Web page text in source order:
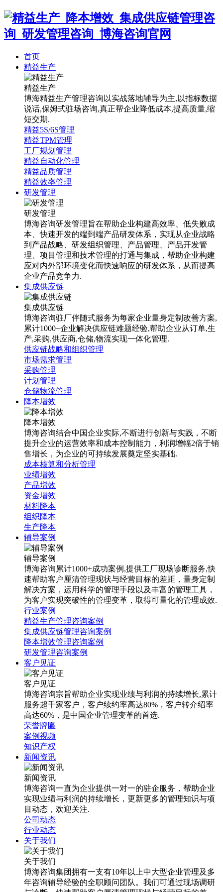
首页
精益生产
精益生产
博海精益生产管理咨询以实战落地辅导为主,以指标数据
说话,保姆式驻场咨询,真正帮企业降低成本,提高质量,缩
短交期.
精益5S/6S管理
精益TPM管理
工厂规划管理
精益自动化管理
精益品质管理
精益效率管理
研发管理
研发管理
博海咨询研发管理旨在帮助企业构建高效率、低失败成
本、快速开发的端到端产品研发体系，实现从企业战略
到产品战略、研发组织管理、产品管理、产品开发管
理、项目管理和技术管理的打通与集成，帮助企业构建
应对内外部环境变化而快速响应的研发体系，从而提高
企业产品竞争力.
集成供应链
集成供应链
博海咨询驻厂伴随式服务为每家企业量身定制改善方案,
累计1000+企业解决供应链难题经验,帮助企业从订单,生
产,采购,供应商,仓储,物流实现一体化管理.
供应链战略和组织管理
市场需求管理
采购管理
计划管理
仓储物流管理
降本增效
降本增效
博海咨询结合中国企业实际,不断进行创新与实践，不断
提升企业的运营效率和成本控制能力，利润增幅2倍于销
售增长，为企业的可持续发展奠定坚实基础.
成本核算和分析管理
业绩增效
产品增效
资金增效
材料降本
组织降本
生产降本
辅导案例
辅导案例
博海咨询累计1000+成功案例,提供工厂现场诊断服务,快
速帮助客户厘清管理现状与经营目标的差距，量身定制
解决方案，运用科学的管理手段以及丰富的管理工具，
为客户实现突破性的管理变革，取得可量化的管理成效.
行业案例
精益生产管理咨询案例
集成供应链管理咨询案例
降本增效管理咨询案例
研发管理咨询案例
客户见证
客户见证
博海咨询宗旨帮助企业实现业绩与利润的持续增长,累计
服务超千家客户，客户续约率高达80%，客户转介绍率
高达60%，是中国企业管理变革的首选.
荣誉牌匾
案例视频
知识产权
新闻资讯
新闻资讯
博海咨询一直为企业提供一对一的驻企服务，帮助企业
实现业绩与利润的持续增长，更新更多的管理知识与项
目动态，欢迎关注.
公司动态
行业动态
关于我们
关于我们
博海咨询集团拥有一支有10年以上中大型企业管理及多
年咨询辅导经验的全职顾问团队。我们可通过现场调研